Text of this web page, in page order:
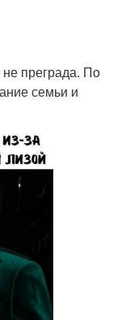
преграда. По
семьи и